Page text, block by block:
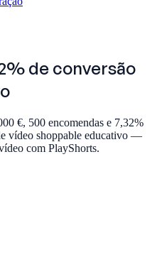
de conversão
€, 500 encomendas e 7,32%
vídeo shoppable educativo —
com PlayShorts.